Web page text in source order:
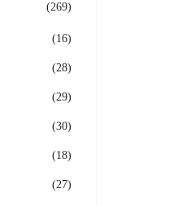
(269)
(16)
(28)
(29)
(30)
(18)
(27)